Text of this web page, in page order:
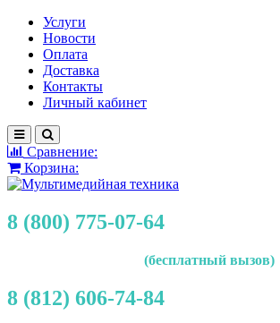
Услуги
Новости
Оплата
Доставка
Контакты
Личный кабинет
Сравнение:
Корзина:
8 (800) 775-07-64
(бесплатный вызов)
8 (812) 606-74-84